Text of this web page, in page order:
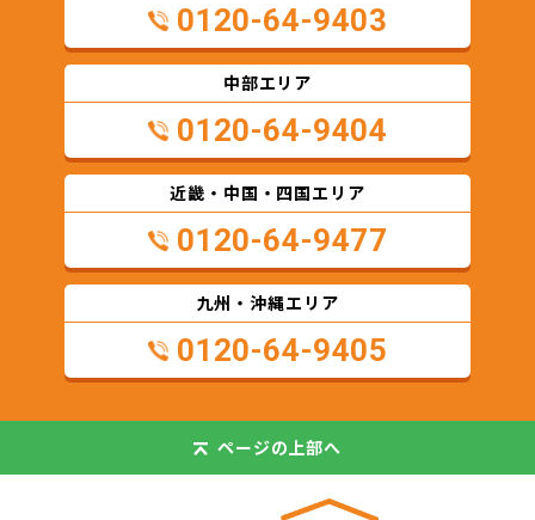
0120-64-9403
中部エリア
0120-64-9404
近畿・中国・四国エリア
0120-64-9477
九州・沖縄エリア
0120-64-9405
ページの 上部へ